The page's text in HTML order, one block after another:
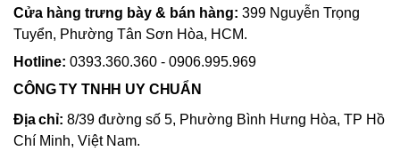
Cửa hàng trưng bày & bán hàng: 399 Nguyễn Trọng
Tuyển, Phường Tân Sơn Hòa, HCM.
Hotline: 0393.360.360 - 0906.995.969
CÔNG TY TNHH UY CHUẨN
Địa chỉ: 8/39 đường số 5, Phường Bình Hưng Hòa, TP Hồ
Chí Minh, Việt Nam.